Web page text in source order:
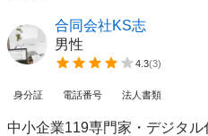
合同会社KS志
男性
4.3(3)
身分証 電話番号 法人書類
中小企業119専門家・デジタ